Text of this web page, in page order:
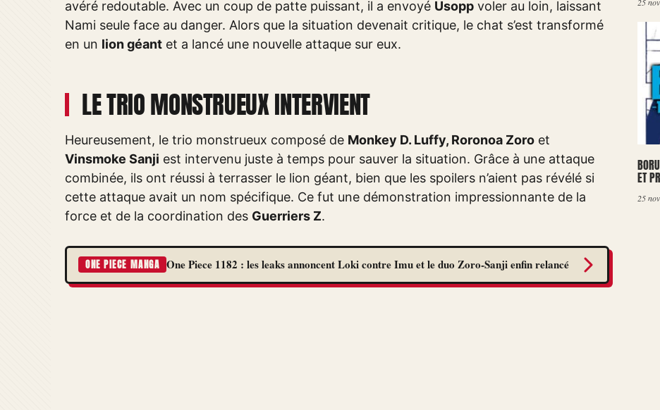
avéré redoutable. Avec un coup de patte puissant, il a envoyé Usopp voler au loin, laissant
Nami seule face au danger. Alors que la situation devenait critique, le chat s’est transformé
en un lion géant et a lancé une nouvelle attaque sur eux.
LE TRIO MONSTRUEUX INTERVIENT
Heureusement, le trio monstrueux composé de Monkey D. Luffy, Roronoa Zoro et
Vinsmoke Sanji est intervenu juste à temps pour sauver la situation. Grâce à une attaque
combinée, ils ont réussi à terrasser le lion géant, bien que les spoilers n’aient pas révélé si
cette attaque avait un nom spécifique. Ce fut une démonstration impressionnante de la
force et de la coordination des Guerriers Z.
ONE PIECE MANGA One Piece 1182 : les leaks annoncent Loki contre Imu et le duo Zoro-Sanji enfin relancé
ET
25